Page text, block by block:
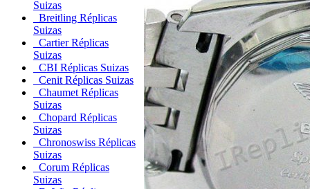
Suizas
Breitling Réplicas
Suizas
Cartier Réplicas
Suizas
CBI Réplicas Suizas
Cenit Réplicas Suizas
Chaumet Réplicas
Suizas
Chopard Réplicas
Suizas
Chronoswiss Réplicas
Suizas
Corum Réplicas
Suizas